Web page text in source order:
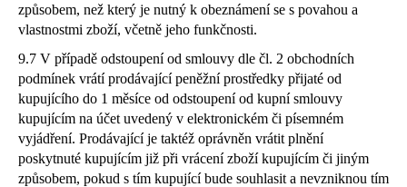
způsobem, než který je nutný k obeznámení se s povahou a
vlastnostmi zboží, včetně jeho funkčnosti.
9.7 V případě odstoupení od smlouvy dle čl. 2 obchodních
podmínek vrátí prodávající peněžní prostředky přijaté od
kupujícího do 1 měsíce od odstoupení od kupní smlouvy
kupujícím na účet uvedený v elektronickém či písemném
vyjádření. Prodávající je taktéž oprávněn vrátit plnění
poskytnuté kupujícím již při vrácení zboží kupujícím či jiným
způsobem, pokud s tím kupující bude souhlasit a nevzniknou tím